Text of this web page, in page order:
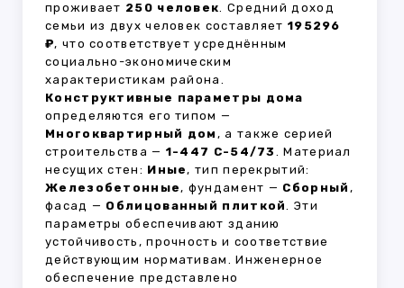
проживает 250 человек. Средний доход
семьи из двух человек составляет 195296
₽, что соответствует усреднённым
социально-экономическим
характеристикам района.
Конструктивные параметры дома
определяются его типом —
Многоквартирный дом , а также серией
строительства — 1-447 С-54/73 . Материал
несущих стен: Иные, тип перекрытий:
Железобетонные, фундамент — Сборный ,
фасад — Облицованный плиткой. Эти
параметры обеспечивают зданию
устойчивость, прочность и соответствие
действующим нормативам. Инженерное
обеспечение представлено